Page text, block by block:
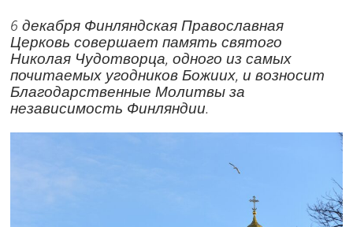
6 декабря Финляндская Православная
Церковь совершает память святого
Николая Чудотворца, одного из самых
почитаемых угодников Божиих, и возносит
Благодарственные Молитвы за
независимость Финляндии.